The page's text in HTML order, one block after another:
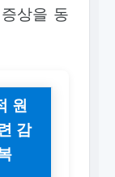
상을 동
원
감